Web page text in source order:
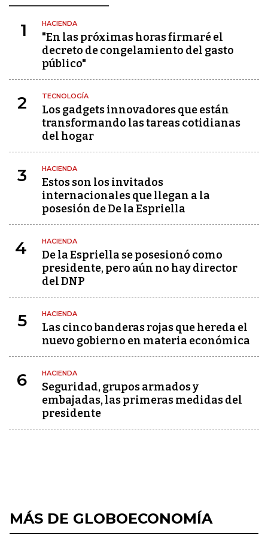
1 HACIENDA
"En las próximas horas firmaré el
decreto de congelamiento del gasto
público"
2 TECNOLOGÍA
Los gadgets innovadores que están
transformando las tareas cotidianas
del hogar
3 HACIENDA
Estos son los invitados
internacionales que llegan a la
posesión de De la Espriella
4 HACIENDA
De la Espriella se posesionó como
presidente, pero aún no hay director
del DNP
5 HACIENDA
Las cinco banderas rojas que hereda el
nuevo gobierno en materia económica
6 HACIENDA
Seguridad, grupos armados y
embajadas, las primeras medidas del
presidente
MÁS DE GLOBOECONOMÍA